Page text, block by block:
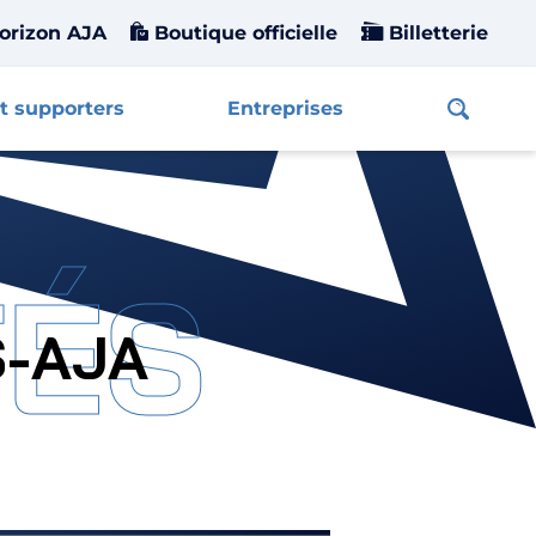
AJA Boutique officielle Billetterie
supporters Entreprises Afficher
AJA